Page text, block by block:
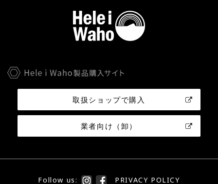
取扱ショップで購入
業者向け（卸）
Follow us: PRIVACY POLICY